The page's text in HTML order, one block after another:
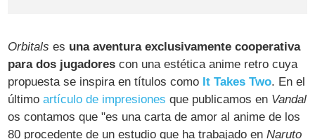
Orbitals es una aventura exclusivamente cooperativa
para dos jugadores con una estética anime retro cuya
propuesta se inspira en títulos como It Takes Two. En el
últimoartículo de impresiones que publicamos en Vandal
os contamos que "es una carta de amor al anime de los
80 procedente de un estudio que ha trabajado enNaruto